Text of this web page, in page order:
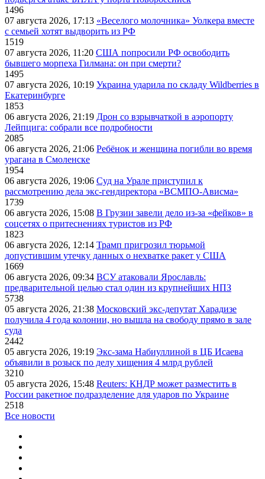
1496
07 августа 2026, 17:13 «Веселого молочника» Уолкера вместе
с семьей хотят выдворить из РФ
1519
07 августа 2026, 11:20 США попросили РФ освободить
бывшего морпеха Гилмана: он при смерти?
1495
07 августа 2026, 10:19 Украина ударила по складу Wildberries в
Екатеринбурге
1853
06 августа 2026, 21:19 Дрон со взрывчаткой в аэропорту
Лейпцига: собрали все подробности
2085
06 августа 2026, 21:06 Ребёнок и женщина погибли во время
урагана в Смоленске
1954
06 августа 2026, 19:06 Суд на Урале приступил к
рассмотрению дела экс-гендиректора «ВСМПО-Ависма»
1739
06 августа 2026, 15:08 В Грузии завели дело из-за «фейков» в
соцсетях о притеснениях туристов из РФ
1823
06 августа 2026, 12:14 Трамп пригрозил тюрьмой
допустившим утечку данных о нехватке ракет у США
1669
06 августа 2026, 09:34 ВСУ атаковали Ярославль:
предварительной целью стал один из крупнейших НПЗ
5738
05 августа 2026, 21:38 Московский экс-депутат Харадизе
получила 4 года колонии, но вышла на свободу прямо в зале
суда
2442
05 августа 2026, 19:19 Экс-зама Набиуллиной в ЦБ Исаева
объявили в розыск по делу хищения 4 млрд рублей
3210
05 августа 2026, 15:48 Reuters: КНДР может разместить в
России ракетное подразделение для ударов по Украине
2518
Все новости